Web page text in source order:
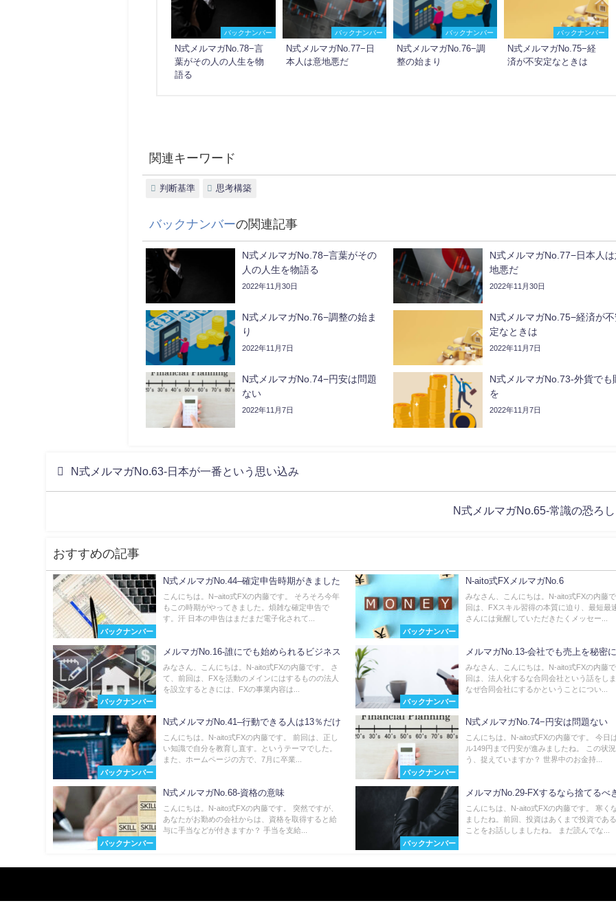
バックナンバー
N式メルマガNo.78−言
葉がその人の人生を物
語る
バックナンバー
N式メルマガNo.77−日
本人は意地悪だ
バックナンバー
N式メルマガNo.76−調
整の始まり
バックナンバー
N式メルマガNo.75−経
済が不安定なときは
関連キーワード
判断基準 思考構築
バックナンバーの関連記事
N式メルマガNo.78−言葉がその
人の人生を物語る
2022年11月30日
N式メルマガNo.77−日本人
地悪だ
2022年11月30日
N式メルマガNo.76−調整の始ま
り
2022年11月7日
N式メルマガNo.75−経済が
定なときは
2022年11月7日
N式メルマガNo.74−円安は問題
ない
2022年11月7日
N式メルマガNo.73-外貨でも
を
2022年11月7日
N式メルマガNo.63-日本が一番という思い込み
N式メルマガNo.65-常識の恐ろ
おすすめの記事
バックナンバー
N式メルマガNo.44–確定申告時期がきました
こんにちは。N−aito式FXの内藤です。 そろそろ今年
もこの時期がやってきました。煩雑な確定申告で
す。汗 日本の申告はまだまだ電子化されて...
バックナンバー
N-aito式FXメルマガNo.6
みなさん、こんにちは。N-aito式FXの内藤
回は、FXスキル習得の本質に迫り、最短最
さんには覚醒していただきたくメッセー...
バックナンバー
メルマガNo.16-誰にでも始められるビジネス
みなさん、こんにちは。N-aito式FXの内藤です。 さ
て、前回は、FXを活動のメインにはするものの法人
を設立するときには、FXの事業内容は...
バックナンバー
メルマガNo.13-会社でも売上を秘密に
みなさん、こんにちは。N-aito式FXの内藤
回は、法人化するな合同会社という話をし
なぜ合同会社にするかということについ...
バックナンバー
N式メルマガNo.41–行動できる人は13％だけ
こんにちは。N-aito式FXの内藤です。 前回は、正し
い知識で自分を教育し直す。というテーマでした。
また、ホームページの方で、7月に卒業...
バックナンバー
N式メルマガNo.74−円安は問題ない
こんにちは。N-aito式FXの内藤です。 今日
ル149円まで円安が進みましたね。 この状
う、捉えていますか？ 世界中のお金持...
バックナンバー
N式メルマガNo.68-資格の意味
こんにちは。N-aito式FXの内藤です。 突然ですが、
あなたがお勤めの会社からは、資格を取得すると給
与に手当などが付きますか？ 手当を支給...
バックナンバー
メルマガNo.29-FXするなら捨てるべ
こんにちは、N-aito式FXの内藤です。 寒く
ましたね。前回、投資はあくまで投資であ
ことをお話ししましたね。 まだ読んでな...